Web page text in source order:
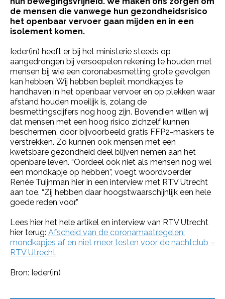
de mensen die vanwege hun gezondheidsrisico
het openbaar vervoer gaan mijden en in een
isolement komen.
Ieder(in) heeft er bij het ministerie steeds op
aangedrongen bij versoepelen rekening te houden met
mensen bij wie een coronabesmetting grote gevolgen
kan hebben. Wij hebben bepleit mondkapjes te
handhaven in het openbaar vervoer en op plekken waar
afstand houden moeilijk is, zolang de
besmettingscijfers nog hoog zijn. Bovendien willen wij
dat mensen met een hoog risico zichzelf kunnen
beschermen, door bijvoorbeeld gratis FFP2-maskers te
verstrekken. Zo kunnen ook mensen met een
kwetsbare gezondheid deel blijven nemen aan het
openbare leven. “Oordeel ook niet als mensen nog wel
een mondkapje op hebben”, voegt woordvoerder
Renée Tuijnman hier in een interview met RTV Utrecht
aan toe. “Zij hebben daar hoogstwaarschijnlijk een hele
goede reden voor.”
Lees hier het hele artikel en interview van RTV Utrecht
hier terug: Afscheid van de coronamaatregelen:
mondkapjes af en niet meer testen voor de nachtclub –
RTV Utrecht
Bron: Ieder(in)